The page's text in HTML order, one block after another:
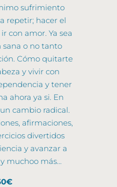
sufrimiento
repetir; hacer el
con amor. Ya sea
sana o no tanto
Cómo quitarte
y vivir con
y tener
ahora ya si. En
cambio radical.
afirmaciones,
divertidos
y avanzar a
muchoo más…